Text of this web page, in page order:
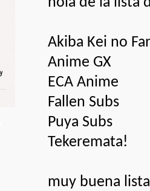
Akiba Kei no
Anime GX
ECA Anime
Fallen Subs
Puya Subs
Tekeremata!
muy buena